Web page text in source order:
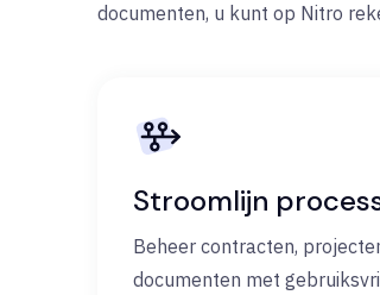
documenten, u kunt op Nitro
Stroomlijn
Beheer contracten,
documenten met